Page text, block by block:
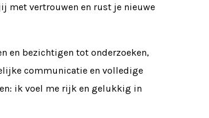
met vertrouwen en rust je nieuwe
en bezichtigen tot onderzoeken,
communicatie en volledige
ik voel me rijk en gelukkig in